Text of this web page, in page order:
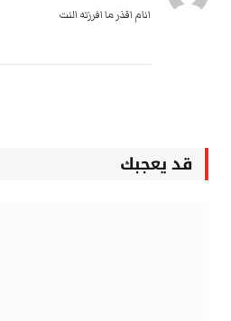
انام اقذر ما افرزته النت
قد يعجبك